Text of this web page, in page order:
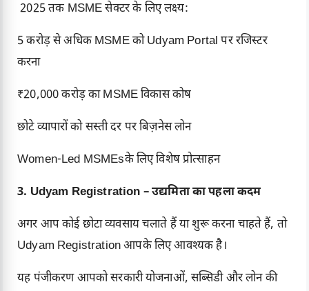
2025 तक MSME सेक्टर के लिए लक्ष्य:
5 करोड़ से अधिक MSME को Udyam Portal पर रजिस्टर
करना
₹20,000 करोड़ का MSME विकास कोष
छोटे व्यापारों को सस्ती दर पर बिज़नेस लोन
Women-Led MSMEsके लिए विशेष प्रोत्साहन
3. Udyam Registration – उद्यमिता का पहला कदम
अगर आप कोई छोटा व्यवसाय चलाते हैं या शुरू करना चाहते हैं, तो
Udyam Registration आपके लिए आवश्यक है।
यह पंजीकरण आपको सरकारी योजनाओं, सब्सिडी और लोन की